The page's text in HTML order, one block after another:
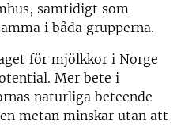
samtidigt som
i båda grupperna.
för mjölkkor i Norge
Mer bete i
naturliga beteende
metan minskar utan att